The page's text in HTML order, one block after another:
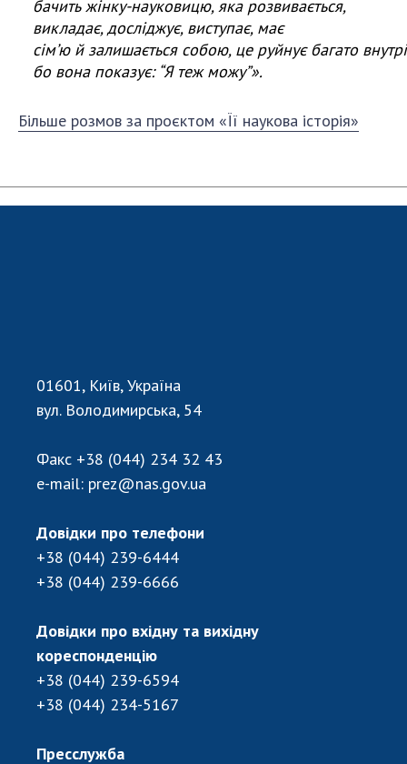
бачить жінку-науковицю, яка розвивається,
викладає, досліджує, виступає, має
сімʼю й залишається собою, це руйнує багато
бо вона показує: “Я теж можу”».
Більше розмов за проєктом «Її наукова історія»
01601, Київ, Україна
вул. Володимирська, 54
Факс +38 (044) 234 32 43
e-mail: prez@nas.gov.ua
Довідки про телефони
+38 (044) 239-6444
+38 (044) 239-6666
Довідки про вхідну та вихідну
кореспонденцію
+38 (044) 239-6594
+38 (044) 234-5167
Пресслужба